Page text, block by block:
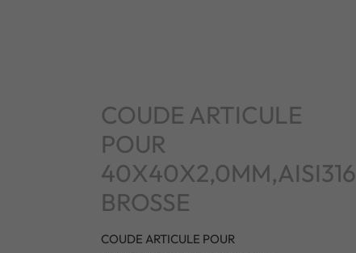
COUDE ARTICULE
POUR
40X40X2,0MM,AISI316
BROSSE
COUDE ARTICULE POUR